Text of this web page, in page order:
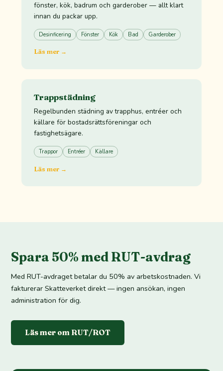
fönster, kök, badrum och garderober — allt klart
innan du packar upp.
Desinficering Fönster Kök Bad Garderober
Läs mer →
Trappstädning
Regelbunden städning av trapphus, entréer och
källare för bostadsrättsföreningar och
fastighetsägare.
Trappor Entréer Källare
Läs mer →
Spara 50% med RUT-avdrag
Med RUT-avdraget betalar du 50% av arbetskostnaden. Vi
fakturerar Skatteverket direkt — ingen ansökan, ingen
administration för dig.
Läs mer om RUT/ROT